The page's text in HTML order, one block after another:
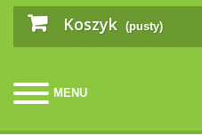
Koszyk (pusty)
MENU